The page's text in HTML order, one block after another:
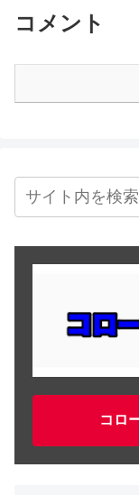
コメント
コロ